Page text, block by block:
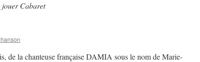
Cabaret
de la chanteuse française DAMIA sous le nom de Marie-